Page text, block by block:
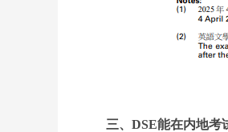
三、 DSE能在内地考